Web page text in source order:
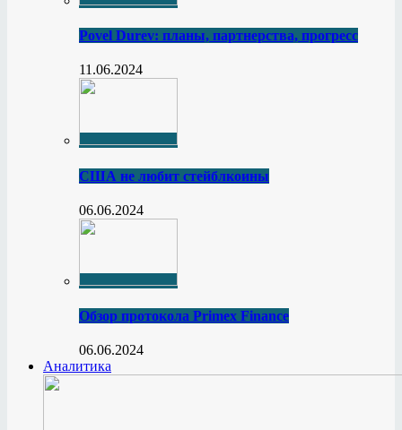
Povel Durev: планы, партнерства, прогресс
11.06.2024
США не любит стейблкоины
06.06.2024
Обзор протокола Primex Finance
06.06.2024
Аналитика